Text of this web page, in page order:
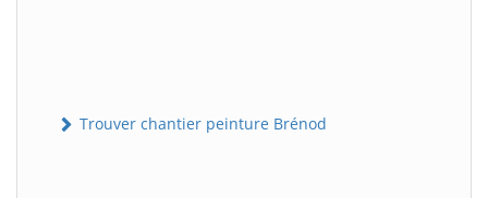
Trouver chantier peinture Brénod